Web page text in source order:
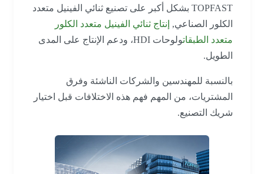
TOPFAST بشكل أكبر على تصنيع ثنائي الفينيل متعدد
الكلور الصناعي,إنتاج ثنائي الفينيل متعدد الكلور
متعدد الطبقات
ولوحات HDI، ودعم الإنتاج على المدى
الطويل.
بالنسبة للمهندسين والشركات الناشئة وفرق
المشتريات، من المهم فهم هذه الاختلافات قبل اختيار
شريك التصنيع.